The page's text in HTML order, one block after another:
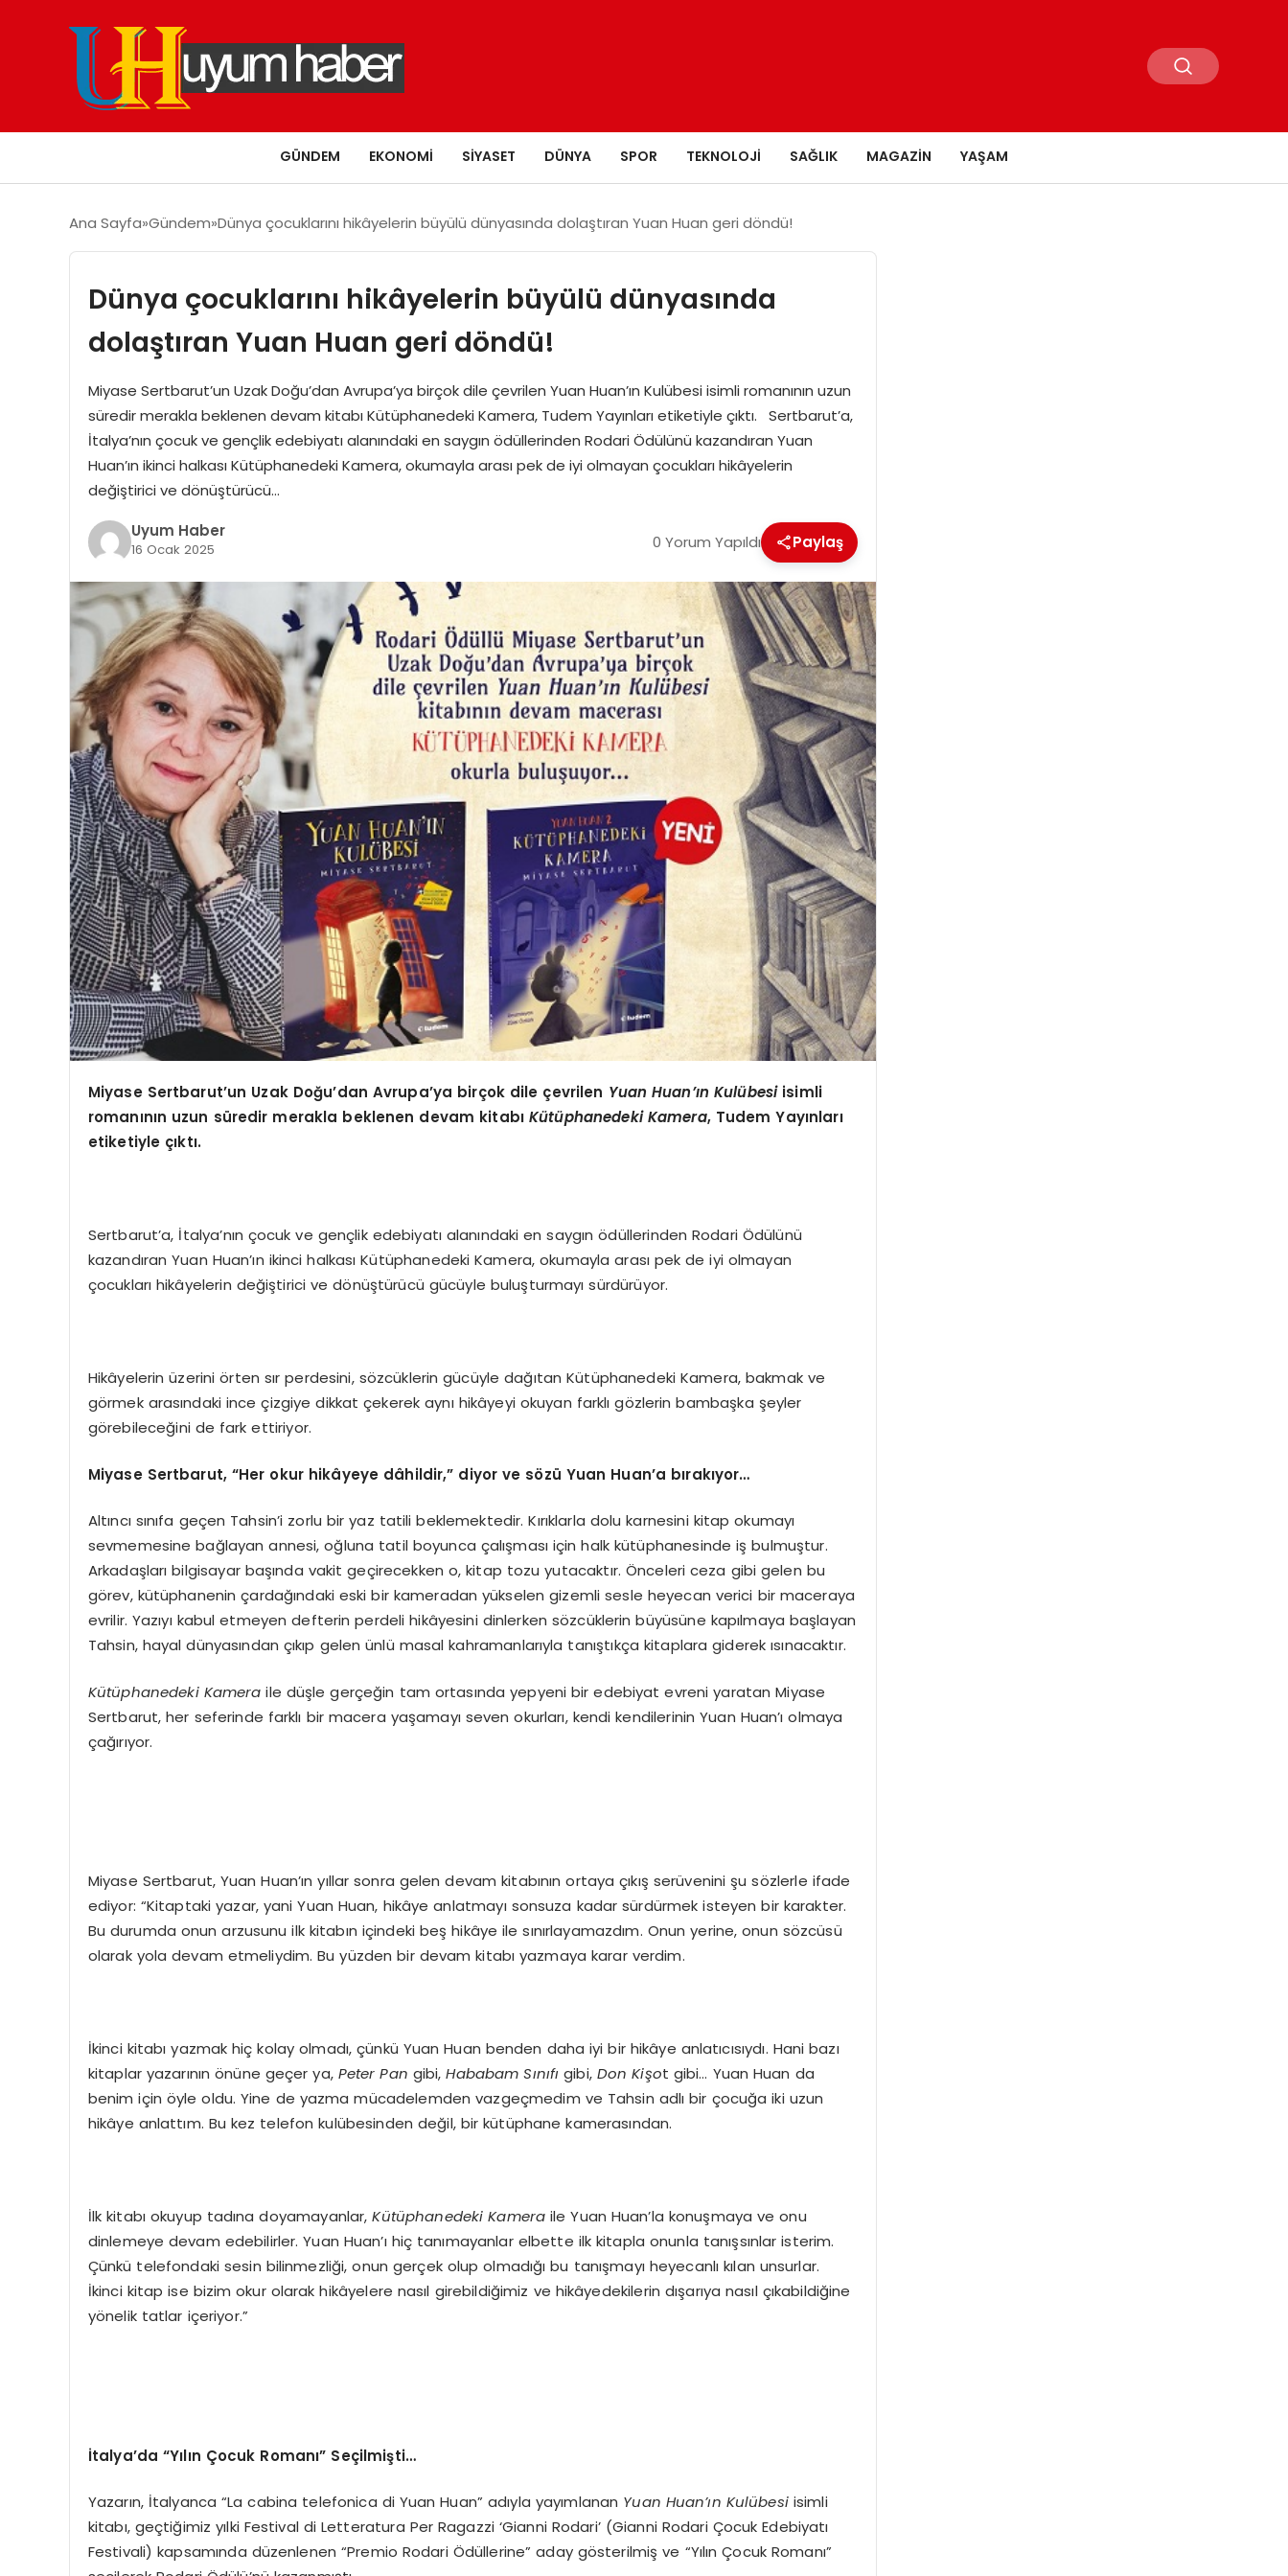
GÜNDEM EKONOMI SIYASET DÜNYA SPOR TEKNOLOJI SAĞLIK MAGAZIN YAŞAM
Ana Sayfa Gündem Dünya çocuklarını hikâyelerin büyülü dünyasında dolaştıran Yuan Huan geri döndü!
Dünya çocuklarını hikâyelerin büyülü dünyasında
dolaştıran Yuan Huan geri döndü!
Miyase Sertbarut’un Uzak Doğu’dan Avrupa’ya birçok dile çevrilen Yuan Huan’ın Kulübesi isimli romanının uzun
süredir merakla beklenen devam kitabı Kütüphanedeki Kamera, Tudem Yayınları etiketiyle çıktı. Sertbarut’a,
İtalya’nın çocuk ve gençlik edebiyatı alanındaki en saygın ödüllerinden Rodari Ödülünü kazandıran Yuan
Huan’ın ikinci halkası Kütüphanedeki Kamera, okumayla arası pek de iyi olmayan çocukları hikâyelerin
değiştirici ve dönüştürücü…
Uyum Haber
16 Ocak 2025 0 Yorum Yapıldı Paylaş
Miyase Sertbarut’un Uzak Doğu’dan Avrupa’ya birçok dile çevrilen Yuan Huan’ın Kulübesiisimli
romanının uzun süredir merakla beklenen devam kitabı Kütüphanedeki Kamera, Tudem Yayınları
etiketiyle çıktı.
Sertbarut’a, İtalya’nın çocuk ve gençlik edebiyatı alanındaki en saygın ödüllerinden Rodari Ödülünü
kazandıran Yuan Huan’ın ikinci halkası Kütüphanedeki Kamera, okumayla arası pek de iyi olmayan
çocukları hikâyelerin değiştirici ve dönüştürücü gücüyle buluşturmayı sürdürüyor.
Hikâyelerin üzerini örten sır perdesini, sözcüklerin gücüyle dağıtan Kütüphanedeki Kamera, bakmak ve
görmek arasındaki ince çizgiye dikkat çekerek aynı hikâyeyi okuyan farklı gözlerin bambaşka şeyler
görebileceğini de fark ettiriyor.
Miyase Sertbarut, “Her okur hikâyeye dâhildir,” diyor ve sözü Yuan Huan’a bırakıyor…
Altıncı sınıfa geçen Tahsin’i zorlu bir yaz tatili beklemektedir. Kırıklarla dolu karnesini kitap okumayı
sevmemesine bağlayan annesi, oğluna tatil boyunca çalışması için halk kütüphanesinde iş bulmuştur.
Arkadaşları bilgisayar başında vakit geçirecekken o, kitap tozu yutacaktır. Önceleri ceza gibi gelen bu
görev, kütüphanenin çardağındaki eski bir kameradan yükselen gizemli sesle heyecan verici bir maceraya
evrilir. Yazıyı kabul etmeyen defterin perdeli hikâyesini dinlerken sözcüklerin büyüsüne kapılmaya başlayan
Tahsin, hayal dünyasından çıkıp gelen ünlü masal kahramanlarıyla tanıştıkça kitaplara giderek ısınacaktır.
Kütüphanedeki Kamera ile düşle gerçeğin tam ortasında yepyeni bir edebiyat evreni yaratan Miyase
Sertbarut, her seferinde farklı bir macera yaşamayı seven okurları, kendi kendilerinin Yuan Huan’ı olmaya
çağırıyor.
Miyase Sertbarut, Yuan Huan’ın yıllar sonra gelen devam kitabının ortaya çıkış serüvenini şu sözlerle ifade
ediyor: “Kitaptaki yazar, yani Yuan Huan, hikâye anlatmayı sonsuza kadar sürdürmek isteyen bir karakter.
Bu durumda onun arzusunu ilk kitabın içindeki beş hikâye ile sınırlayamazdım. Onun yerine, onun sözcüsü
olarak yola devam etmeliydim. Bu yüzden bir devam kitabı yazmaya karar verdim.
İkinci kitabı yazmak hiç kolay olmadı, çünkü Yuan Huan benden daha iyi bir hikâye anlatıcısıydı. Hani bazı
kitaplar yazarının önüne geçer ya, Peter Pan gibi,Hababam Sınıfı gibi, Don Kişot gibi… Yuan Huan da
benim için öyle oldu. Yine de yazma mücadelemden vazgeçmedim ve Tahsin adlı bir çocuğa iki uzun
hikâye anlattım. Bu kez telefon kulübesinden değil, bir kütüphane kamerasından.
İlk kitabı okuyup tadına doyamayanlar,Kütüphanedeki Kamera ile Yuan Huan’la konuşmaya ve onu
dinlemeye devam edebilirler. Yuan Huan’ı hiç tanımayanlar elbette ilk kitapla onunla tanışsınlar isterim.
Çünkü telefondaki sesin bilinmezliği, onun gerçek olup olmadığı bu tanışmayı heyecanlı kılan unsurlar.
İkinci kitap ise bizim okur olarak hikâyelere nasıl girebildiğimiz ve hikâyedekilerin dışarıya nasıl çıkabildiğine
yönelik tatlar içeriyor.”
İtalya’da“Yılın Çocuk Romanı” Seçilmişti…
Yazarın, İtalyanca “La cabina telefonica di Yuan Huan” adıyla yayımlanan Yuan Huan’ın Kulübesiisimli
kitabı, geçtiğimiz yılki Festival di Letteratura Per Ragazzi ‘Gianni Rodari’ (Gianni Rodari Çocuk Edebiyatı
Festivali) kapsamında düzenlenen “Premio Rodari Ödüllerine” aday gösterilmiş ve “Yılın Çocuk Romanı”